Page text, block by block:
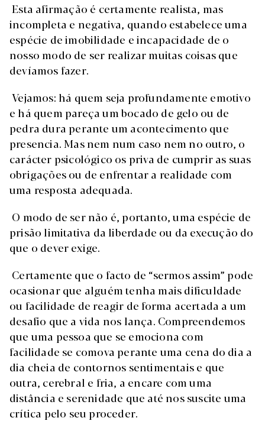
Esta afirmação é certamente realista, mas
incompleta e negativa, quando estabelece uma
espécie de imobilidade e incapacidade de o
nosso modo de ser realizar muitas coisas que
devíamos fazer.
Vejamos: há quem seja profundamente emotivo
e há quem pareça um bocado de gelo ou de
pedra dura perante um acontecimento que
presencia. Mas nem num caso nem no outro, o
carácter psicológico os priva de cumprir as suas
obrigações ou de enfrentar a realidade com
uma resposta adequada.
O modo de ser não é, portanto, uma espécie de
prisão limitativa da liberdade ou da execução do
que o dever exige.
Certamente que o facto de “sermos assim” pode
ocasionar que alguém tenha mais dificuldade
ou facilidade de reagir de forma acertada a um
desafio que a vida nos lança. Compreendemos
que uma pessoa que se emociona com
facilidade se comova perante uma cena do dia a
dia cheia de contornos sentimentais e que
outra, cerebral e fria, a encare com uma
distância e serenidade que até nos suscite uma
crítica pelo seu proceder.